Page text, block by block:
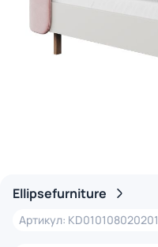
Ellipsefurniture
Артикул: KD010108020201